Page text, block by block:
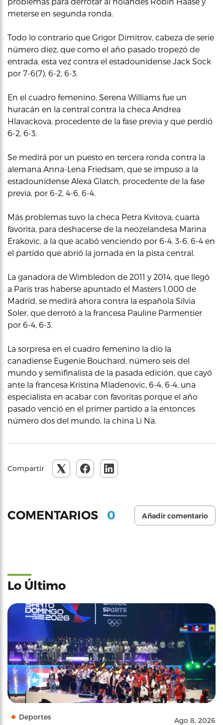
meterse en segunda ronda.
Todo lo contrario que Grigor Dimitrov, cabeza de serie
número diez, que como el año pasado tropezó de
entrada, esta vez contra el estadounidense Jack Sock
por 7-6(7), 6-2, 6-3.
En el cuadro femenino, Serena Williams fue un
huracán en la central contra la checa Andrea
Hlavackova, procedente de la fase previa y que perdió
6-2, 6-3.
Se medirá por un puesto en tercera ronda contra la
alemana Anna-Lena Friedsam, que se impuso a la
estadounidense Alexa Glatch, procedente de la fase
previa, por 6-2, 4-6, 6-4.
Más problemas tuvo la checa Petra Kvitova, cuarta
favorita, para deshacerse de la neozelandesa Marina
Erakovic, a la que acabó venciendo por 6-4, 3-6, 6-4 en
el partido que abrió la jornada en la pista central.
La ganadora de Wimbledon de 2011 y 2014, que llegó
a París tras haberse apuntado el Masters 1,000 de
Madrid, se medirá ahora contra la española Silvia
Soler, que derrotó a la francesa Pauline Parmentier
por 6-4, 6-3.
La sorpresa en el cuadro femenino la dio la
canadiense Eugenie Bouchard, número seis del
mundo y semifinalista de la pasada edición, que cayó
ante la francesa Kristina Mladenovic, 6-4, 6-4, una
especialista en acabar con favoritas porque el año
pasado venció en el primer partido a la entonces
número dos del mundo, la china Li Na.
Compartir
COMENTARIOS 0 Añadir comentario
Lo Último
Deportes Ago 8, 2026